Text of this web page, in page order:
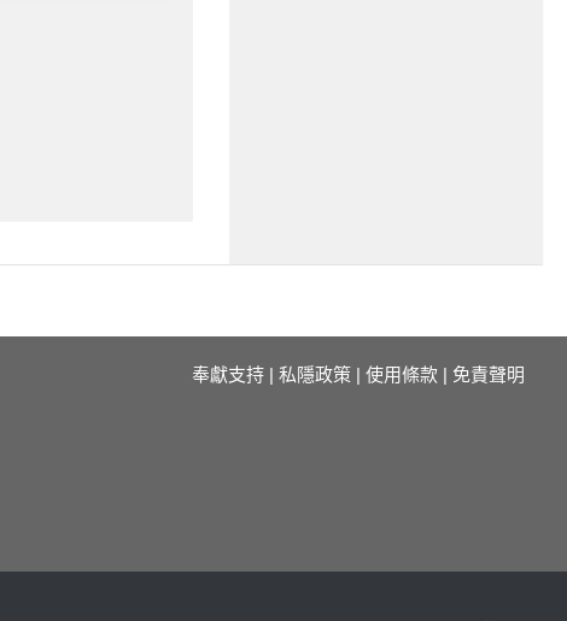
奉獻支持 | 私隱政策 | 使用條款 | 免責聲明